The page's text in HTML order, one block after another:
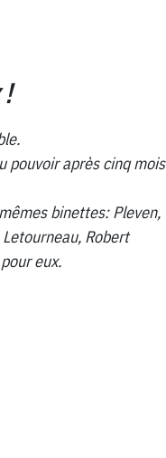
!
pouvoir après cinq mois
binettes: Pleven,
Robert
eux.